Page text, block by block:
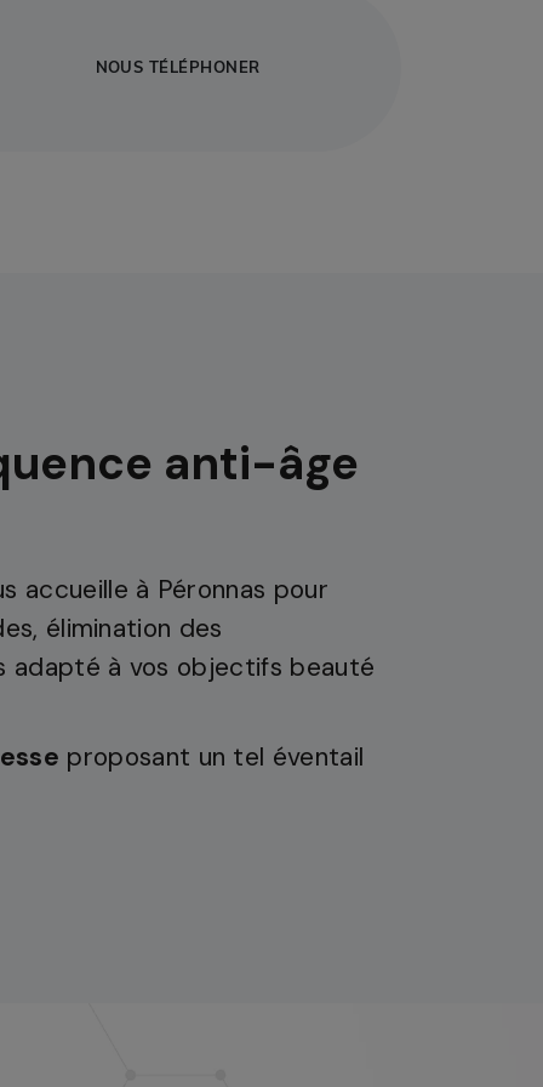
NOUS TÉLÉPHONER
anti-âge
accueille à Péronnas pour
élimination des
adapté à vos objectifs beauté
proposant un tel éventail